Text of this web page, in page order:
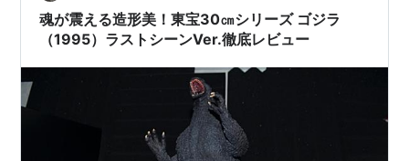
魂が震える造形美！東宝30㎝シリーズ ゴジラ
（1995）ラストシーンVer.徹底レビュー